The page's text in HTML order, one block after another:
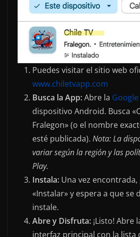
Puedes visitar el sitio web
www.chiletvapp.com
Busca la App:Abre la
dispositivo Android. Busca
Fralegon» (o el nombre
esté publicada). Nota: La
variar según la región y las
Play.
Instala: Una vez
«Instalar» y espera a que se
instale.
Abre y Disfruta: ¡Listo! Abre
interfaz principal con la lista